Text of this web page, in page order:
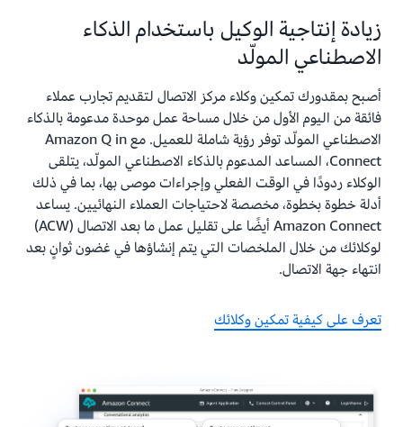
زيادة إنتاجية الوكيل باستخدام الذكاء
الاصطناعي المولّد
أصبح بمقدورك تمكين وكلاء مركز الاتصال لتقديم تجارب عملاء
فائقة من اليوم الأول من خلال مساحة عمل موحدة مدعومة بالذكاء
الاصطناعي المولّد توفر رؤية شاملة للعميل. مع Amazon Q in
Connect، المساعد المدعوم بالذكاء الاصطناعي المولّد، يتلقى
الوكلاء ردودًا في الوقت الفعلي وإجراءات موصى بها، بما في ذلك
أدلة خطوة بخطوة، مخصصة لاحتياجات العملاء النهائيين. يساعد
Amazon Connect أيضًا على تقليل عمل ما بعد الاتصال (ACW)
لوكلائك من خلال الملخصات التي يتم إنشاؤها في غضون ثوانٍ بعد
انتهاء جهة الاتصال.
تعرف على كيفية تمكين وكلائك